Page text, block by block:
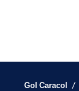
Gol Caracol /